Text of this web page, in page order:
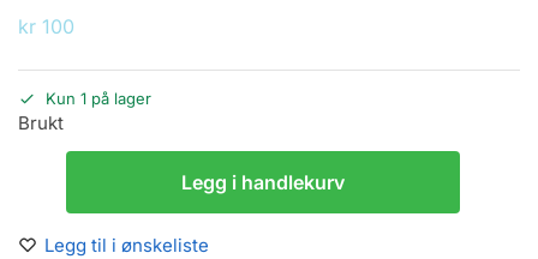
kr 100
Kun 1 på lager
Brukt
Legg i handlekurv
Legg til i ønskeliste